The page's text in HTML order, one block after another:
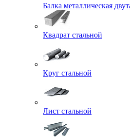
Балка металлическая
Квадрат стальной
Круг стальной
Лист стальной